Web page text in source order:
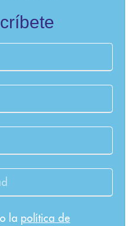
la política de